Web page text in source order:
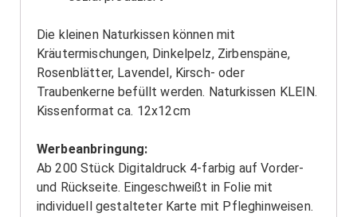
Die kleinen Naturkissen können mit
Kräutermischungen, Dinkelpelz, Zirbenspäne,
Rosenblätter, Lavendel, Kirsch- oder
Traubenkerne befüllt werden. Naturkissen KLEIN.
Kissenformat ca. 12x12cm
Werbeanbringung:
Ab 200 Stück Digitaldruck 4-farbig auf Vorder-
und Rückseite. Eingeschweißt in Folie mit
individuell gestalteter Karte mit Pfleghinweisen.